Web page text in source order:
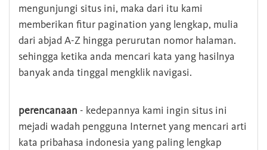
mengunjungi situs ini, maka dari itu kami
memberikan fitur pagination yang lengkap, mulia
dari abjad A-Z hingga perurutan nomor halaman.
sehingga ketika anda mencari kata yang hasilnya
banyak anda tinggal mengklik navigasi.
perencanaan - kedepannya kami ingin situs ini
mejadi wadah pengguna Internet yang mencari arti
kata pribahasa indonesia yang paling lengkap